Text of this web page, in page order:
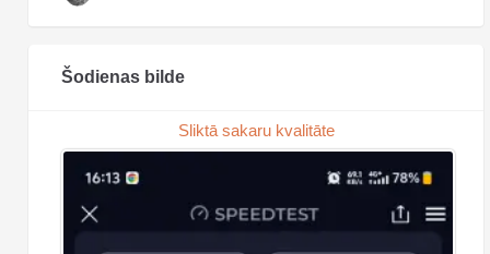
Šodienas bilde
Sliktā sakaru kvalitāte